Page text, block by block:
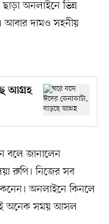
অনলাইনে ভিন্ন
আবার দামও সহনীয়
আগ্রহ
বলে জানালেন
রুপি। নিজের সব
অনলাইনে কিনলে
অনেক সময় আসল